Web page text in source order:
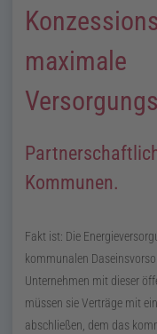
maximale
Kommunen.
Fakt ist: Die
kommunalen
Unternehmen mit dieser
müssen sie Verträge mit
abschließen, dem das